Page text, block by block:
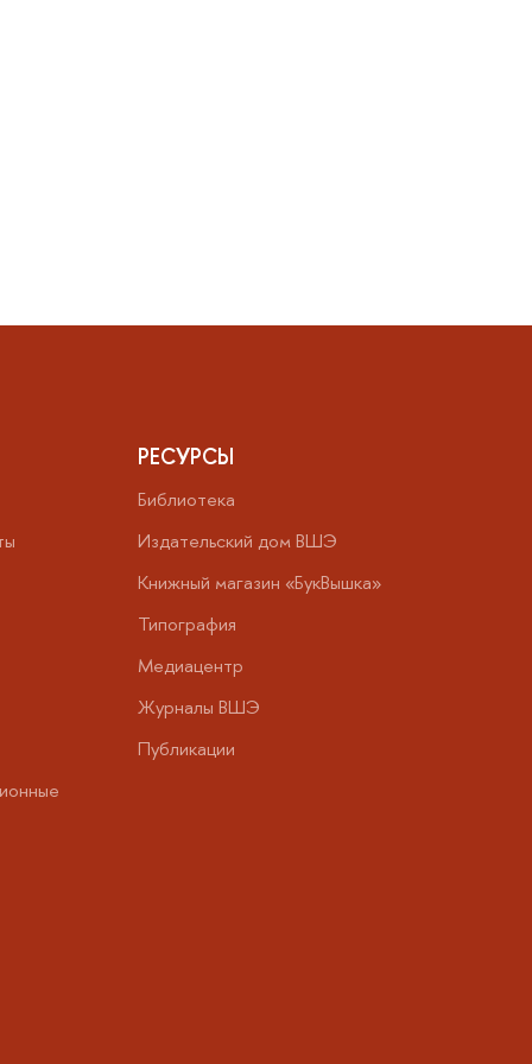
РЕСУРСЫ
Библиотека
Издательский дом ВШЭ
Книжный магазин «БукВышка»
Типография
Медиацентр
Журналы ВШЭ
Публикации